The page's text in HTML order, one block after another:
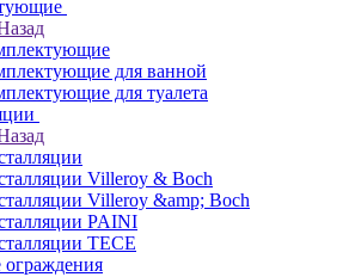
для ванной
для туалета
Villeroy & Boch
Villeroy &amp; Boch
PAINI
TECE